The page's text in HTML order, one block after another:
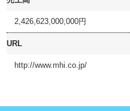
2,426,623,000,000円
URL
http://www.mhi.co.jp/